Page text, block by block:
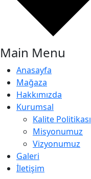
Main Menu
Anasayfa
Mağaza
Hakkımızda
Kurumsal
Kalite Politikası
Misyonumuz
Vizyonumuz
Galeri
İletişim